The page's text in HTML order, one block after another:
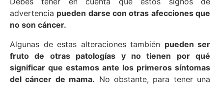
advertencia pueden darse con otras afecciones que
no son cáncer.
Algunas de estas alteraciones también pueden ser
fruto de otras patologías y no tienen por qué
significar que estamos ante los primeros síntomas
del cáncer de mama. No obstante, para tener una